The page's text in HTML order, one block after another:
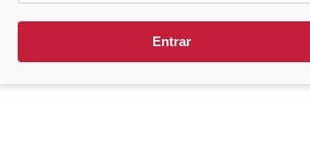
Entrar